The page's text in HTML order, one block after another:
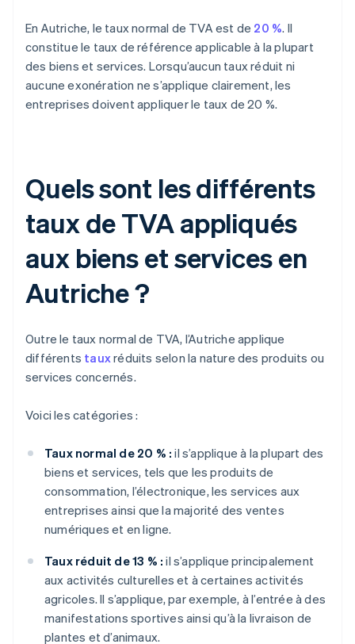
En Autriche, le taux normal de TVA est de 20 %. Il
constitue le taux de référence applicable à la plupart
des biens et services. Lorsqu’aucun taux réduit ni
aucune exonération ne s’applique clairement, les
entreprises doivent appliquer le taux de 20 %.
Quels sont les différents
taux de TVA appliqués
aux biens et services en
Autriche ?
Outre le taux normal de TVA, l’Autriche applique
différents tauxréduits selon la nature des produits ou
services concernés.
Voici les catégories :
Taux normal de 20 % : il s’applique à la plupart des
biens et services, tels que les produits de
consommation, l’électronique, les services aux
entreprises ainsi que la majorité des ventes
numériques et en ligne.
Taux réduit de 13 % : il s’applique principalement
aux activités culturelles et à certaines activités
agricoles. Il s’applique, par exemple, à l’entrée à des
manifestations sportives ainsi qu’à la livraison de
plantes et d’animaux.